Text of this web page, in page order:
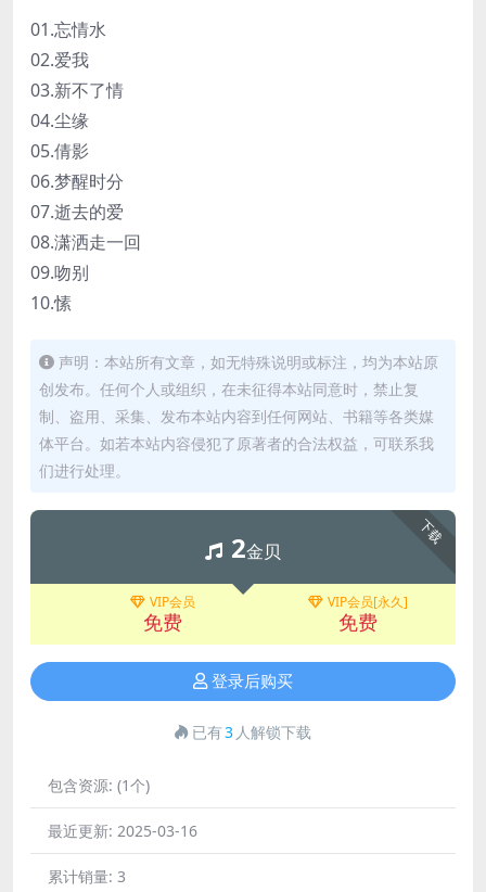
01.忘情水
02.爱我
03.新不了情
04.尘缘
05.倩影
06.梦醒时分
07.逝去的爱
08.潇洒走一回
09.吻别
10.愫
声明：本站所有文章，如无特殊说明或标注，均为本站原
创发布。任何个人或组织，在未征得本站同意时，禁止复
制、盗用、采集、发布本站内容到任何网站、书籍等各类媒
体平台。如若本站内容侵犯了原著者的合法权益，可联系我
们进行处理。
下载
2金贝
VIP会员
免费
VIP会员[永久]
免费
登录后购买
已有3 人解锁下载
包含资源: (1个)
最近更新: 2025-03-16
累计销量: 3